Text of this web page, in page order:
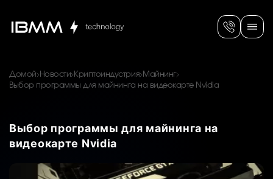
Домой Новости Криптоиндустрия Майнинг
Выбор программы для майнинга на видеокарте Nvidia
Выбор программы для майнинга на
видеокарте Nvidia